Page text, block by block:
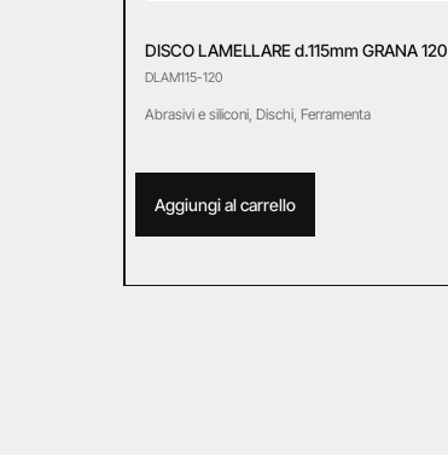
DISCO LAMELLARE d.115mm GRANA 120
DLAM115-120
Abrasivi e siliconi Dischi Ferramenta
Aggiungi al carrello